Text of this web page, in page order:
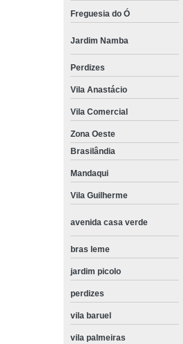
Freguesia do Ó
Jardim Namba
Perdizes
Vila Anastácio
Vila Comercial
Zona Oeste
Brasilândia
Mandaqui
Vila Guilherme
avenida casa verde
bras leme
jardim picolo
perdizes
vila baruel
vila palmeiras